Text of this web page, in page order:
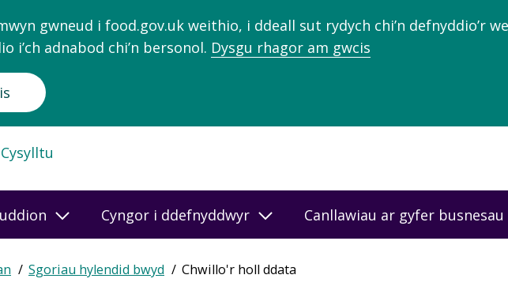
gwneud i food.gov.uk weithio, i ddeall sut rydych chi’n defnyddio’r
i’ch adnabod chi’n bersonol. Dysgu rhagor am gwcis
Cysylltu
Cyngor i ddefnyddwyr Canllawiau ar gyfer busnesau
Sgoriau hylendid bwyd Chwillo'r holl ddata